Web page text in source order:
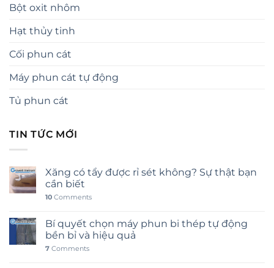
Bột oxit nhôm
Hạt thủy tinh
Cối phun cát
Máy phun cát tự động
Tủ phun cát
TIN TỨC MỚI
Xăng có tẩy được rỉ sét không? Sự thật bạn
cần biết
10 Comments
Bí quyết chọn máy phun bi thép tự động
bền bỉ và hiệu quả
7 Comments